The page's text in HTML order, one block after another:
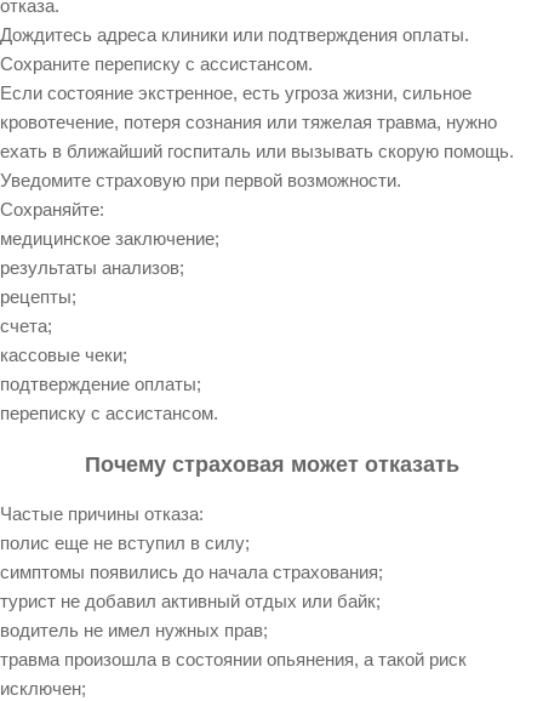
отказа.
Дождитесь адреса клиники или подтверждения оплаты.
Сохраните переписку с ассистансом.
Если состояние экстренное, есть угроза жизни, сильное
кровотечение, потеря сознания или тяжелая травма, нужно
ехать в ближайший госпиталь или вызывать скорую помощь.
Уведомите страховую при первой возможности.
Сохраняйте:
медицинское заключение;
результаты анализов;
рецепты;
счета;
кассовые чеки;
подтверждение оплаты;
переписку с ассистансом.
Почему страховая может отказать
Частые причины отказа:
полис еще не вступил в силу;
симптомы появились до начала страхования;
турист не добавил активный отдых или байк;
водитель не имел нужных прав;
травма произошла в состоянии опьянения, а такой риск
исключен;